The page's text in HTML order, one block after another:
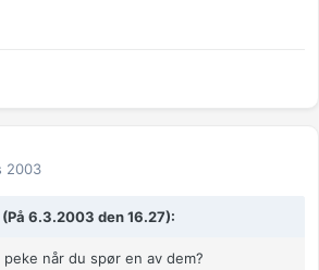
2003
6.3.2003 den 16.27):
når du spør en av dem?